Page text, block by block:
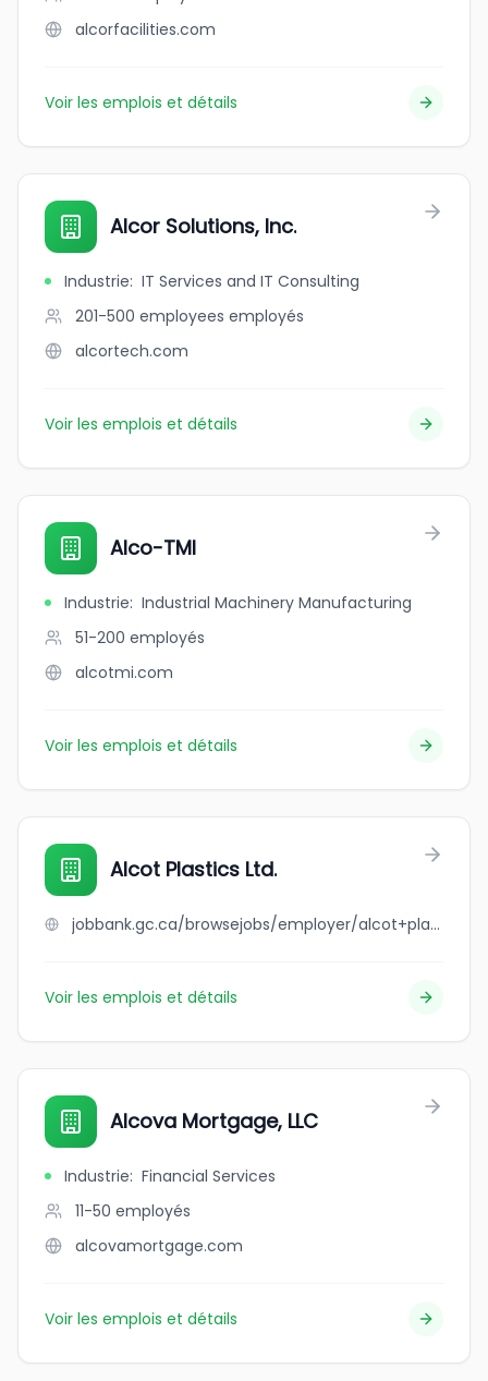
alcorfacilities.com
Voir les emplois et détails
Alcor Solutions, Inc.
Industrie: IT Services and IT Consulting
201-500 employees employés
alcortech.com
Voir les emplois et détails
Alco-TMI
Industrie: Industrial Machinery Manufacturing
51-200 employés
alcotmi.com
Voir les emplois et détails
Alcot Plastics Ltd.
jobbank.gc.ca/browsejobs/employer/alcot+plastics+ltd./ca
Voir les emplois et détails
Alcova Mortgage, LLC
Industrie: Financial Services
11-50 employés
alcovamortgage.com
Voir les emplois et détails